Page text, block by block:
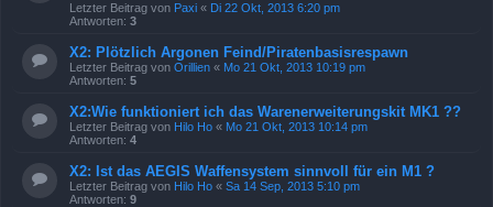
Letzter Beitrag von Paxi « Di 22 Okt, 2013 6:20 pm
Antworten: 3
X2: Plötzlich Argonen Feind/Piratenbasisrespawn
Letzter Beitrag von Orillien « Mo 21 Okt, 2013 10:19 pm
Antworten: 5
X2:Wie funktioniert ich das Warenerweiterungskit MK1 ??
Letzter Beitrag von Hilo Ho « Mo 21 Okt, 2013 10:14 pm
Antworten: 4
X2: Ist das AEGIS Waffensystem sinnvoll für ein M1 ?
Letzter Beitrag von Hilo Ho « Sa 14 Sep, 2013 5:10 pm
Antworten: 9